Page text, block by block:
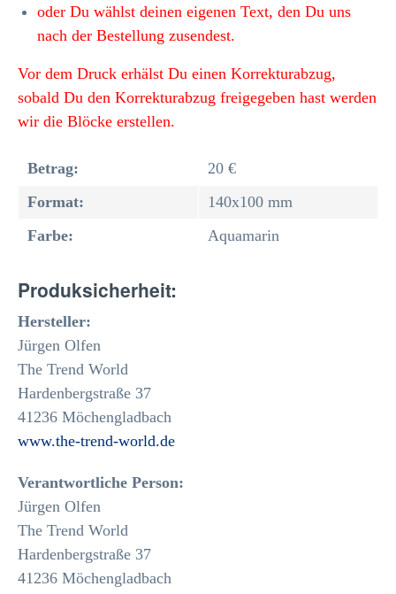
oder Du wählst deinen eigenen Text, den Du uns
nach der Bestellung zusendest.
Vor dem Druck erhälst Du einen Korrekturabzug,
sobald Du den Korrekturabzug freigegeben hast werden
wir die Blöcke erstellen.
Betrag:
20 €
Format:
140x100 mm
Farbe:
Aquamarin
Produksicherheit:
Hersteller:
Jürgen Olfen
The Trend World
Hardenbergstraße 37
41236 Möchengladbach
www.the-trend-world.de
Verantwortliche Person:
Jürgen Olfen
The Trend World
Hardenbergstraße 37
41236 Möchengladbach